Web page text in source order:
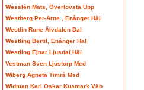
Wesslén Mats, Överlövsta Upp
Westberg Per-Arne , Enånger Häl
Westlin Rune Älvdalen Dal
Westling Bertil, Enånger Häl
Westling Ejnar Ljusdal Häl
Vestman Sven Ljustorp Med
Wiberg Agneta Timrå Med
Widman Karl Oskar Kusmark Väb